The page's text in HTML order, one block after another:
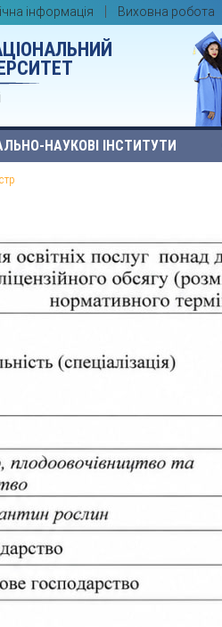
інформація Виховна робота
НАУКОВІ ІНСТИТУТИ